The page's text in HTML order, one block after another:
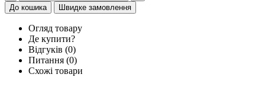
До кошика
Швидке замовлення
Огляд товару
Де купити?
Відгуків (0)
Питання (0)
Схожі товари